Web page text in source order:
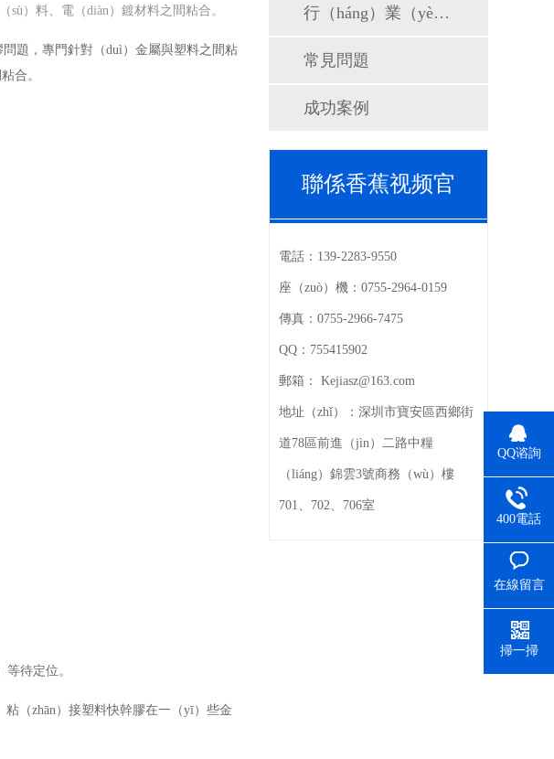
）料、電（diàn）鍍材料之間粘合。
題，專門針對（duì）金屬與塑料之間粘
合。
待定位。
粘（zhān）接塑料快幹膠在一（yī）些金
行（háng）業（yè）新聞
常見問題
成功案例
聯係香蕉视频官
電話： 139-2283-9550
座（zuò）機： 0755-2964-0159
傳真： 0755-2966-7475
QQ： 755415902
郵箱： Kejiasz@163.com
地址（zhǐ）： 深圳市寶安區西鄉街
道78區前進（jìn）二路中糧
（liáng）錦雲3號商務（wù）樓
701、702、706室
QQ谘詢
400電話
在線留言
掃一掃